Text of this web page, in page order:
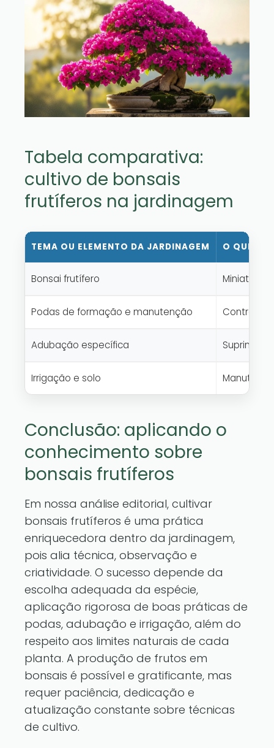
Tabela comparativa:
cultivo de bonsais
frutíferos na jardinagem
TEMA OU ELEMENTO DA JARDINAGEM O QUE
Bonsai frutífero
Podas de formação e manutenção Controla
Adubação específica
Irrigação e solo
Conclusão: aplicando o
conhecimento sobre
bonsais frutíferos
Em nossa análise editorial, cultivar
bonsais frutíferos é uma prática
enriquecedora dentro da jardinagem,
pois alia técnica, observação e
criatividade. O sucesso depende da
escolha adequada da espécie,
aplicação rigorosa de boas práticas de
podas, adubação e irrigação, além do
respeito aos limites naturais de cada
planta. A produção de frutos em
bonsais é possível e gratificante, mas
requer paciência, dedicação e
atualização constante sobre técnicas
de cultivo.